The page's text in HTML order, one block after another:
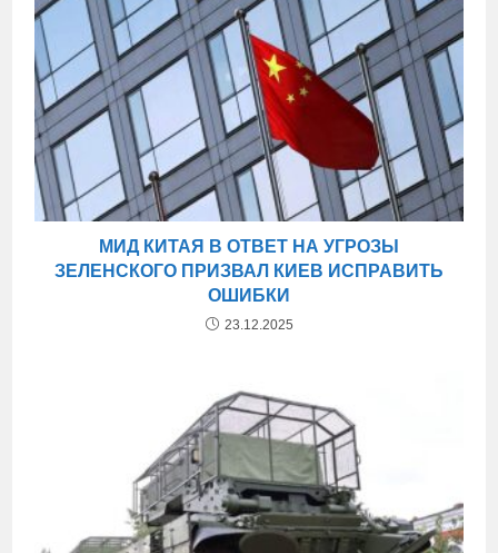
МИД КИТАЯ В ОТВЕТ НА УГРОЗЫ
ЗЕЛЕНСКОГО ПРИЗВАЛ КИЕВ ИСПРАВИТЬ
ОШИБКИ
23.12.2025